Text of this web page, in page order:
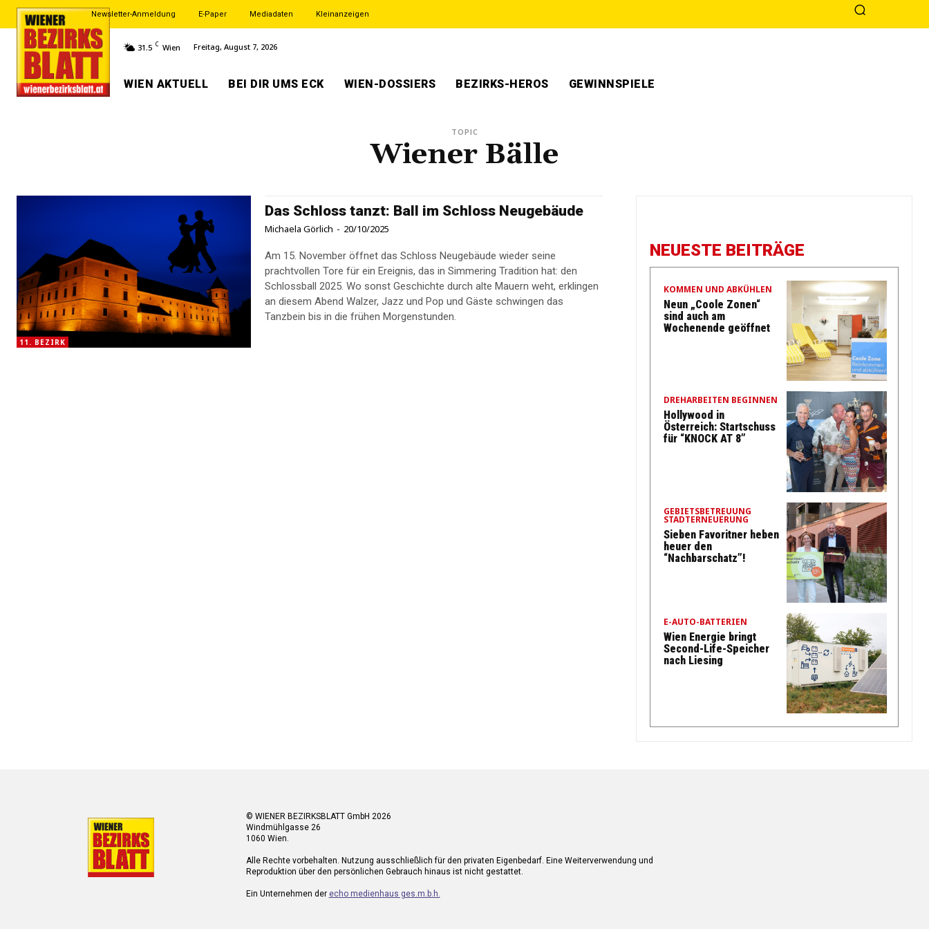
Newsletter-Anmeldung E-Paper Mediadaten Kleinanzeigen
31.5 C Wien Freitag, August 7, 2026
WIEN AKTUELL BEI DIR UMS ECK WIEN-DOSSIERS BEZIRKS-HEROS GEWINNSPIELE
TOPIC
Wiener Bälle
11. BEZIRK
Das Schloss tanzt: Ball im Schloss Neugebäude
Michaela Görlich - 20/10/2025
Am 15. November öffnet das Schloss Neugebäude wieder seine
prachtvollen Tore für ein Ereignis, das in Simmering Tradition hat: den
Schlossball 2025. Wo sonst Geschichte durch alte Mauern weht, erklingen
an diesem Abend Walzer, Jazz und Pop und Gäste schwingen das
Tanzbein bis in die frühen Morgenstunden.
NEUESTE BEITRÄGE
KOMMEN UND ABKÜHLEN
Neun „Coole Zonen“
sind auch am
Wochenende geöffnet
DREHARBEITEN BEGINNEN
Hollywood in
Österreich: Startschuss
für “KNOCK AT 8”
GEBIETSBETREUUNG
STADTERNEUERUNG
Sieben Favoritner heben
heuer den
“Nachbarschatz”!
E-AUTO-BATTERIEN
Wien Energie bringt
Second-Life-Speicher
nach Liesing
© WIENER BEZIRKSBLATT GmbH 2026
Windmühlgasse 26
1060 Wien.
Alle Rechte vorbehalten. Nutzung ausschließlich für den privaten Eigenbedarf. Eine Weiterverwendung und
Reproduktion über den persönlichen Gebrauch hinaus ist nicht gestattet.
Ein Unternehmen der echo medienhaus ges.m.b.h.